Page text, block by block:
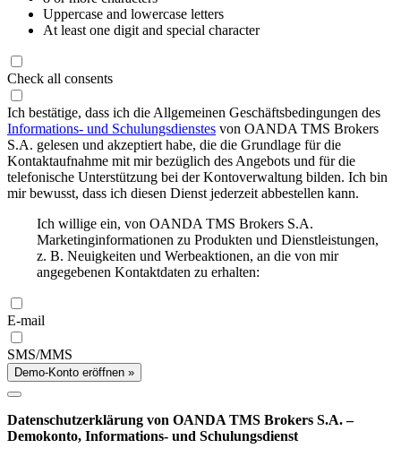
Uppercase and lowercase letters
At least one digit and special character
Check all consents
Ich bestätige, dass ich die Allgemeinen Geschäftsbedingungen des
Informations- und Schulungsdienstes von OANDA TMS Brokers
S.A. gelesen und akzeptiert habe, die die Grundlage für die
Kontaktaufnahme mit mir bezüglich des Angebots und für die
telefonische Unterstützung bei der Kontoverwaltung bilden. Ich bin
mir bewusst, dass ich diesen Dienst jederzeit abbestellen kann.
Ich willige ein, von OANDA TMS Brokers S.A.
Marketinginformationen zu Produkten und Dienstleistungen,
z. B. Neuigkeiten und Werbeaktionen, an die von mir
angegebenen Kontaktdaten zu erhalten:
E-mail
SMS/MMS
Demo-Konto eröffnen »
Datenschutzerklärung von OANDA TMS Brokers S.A. –
Demokonto, Informations- und Schulungsdienst